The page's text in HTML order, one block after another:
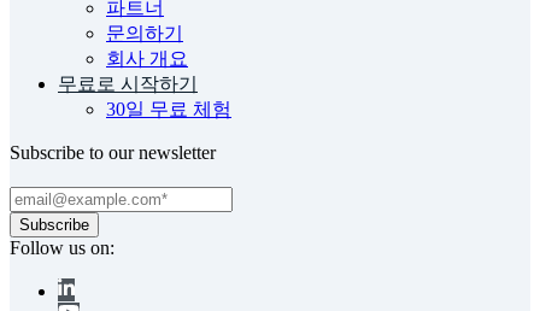
파트너
문의하기
회사 개요
무료로 시작하기
30일 무료 체험
Subscribe to our newsletter
Follow us on: